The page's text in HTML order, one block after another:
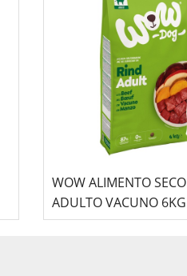
WOW ALIMENTO SECO
ADULTO VACUNO 6KG